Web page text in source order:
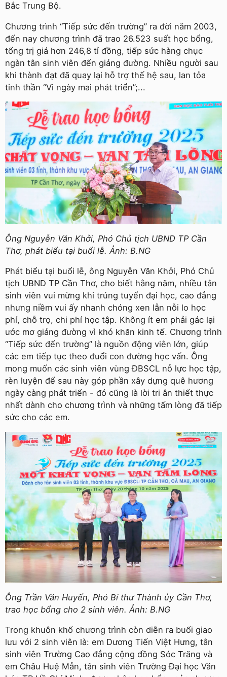
Bắc Trung Bộ.
Chương trình “Tiếp sức đến trường” ra đời năm 2003,
đến nay chương trình đã trao 26.523 suất học bổng,
tổng trị giá hơn 246,8 tỉ đồng, tiếp sức hàng chục
ngàn tân sinh viên đến giảng đường. Nhiều người sau
khi thành đạt đã quay lại hỗ trợ thế hệ sau, lan tỏa
tinh thần “Vì ngày mai phát triển”;...
Ông Nguyễn Văn Khởi, Phó Chủ tịch UBND TP Cần
Thơ, phát biểu tại buổi lễ. Ảnh: B.NG
Phát biểu tại buổi lễ, ông Nguyễn Văn Khởi, Phó Chủ
tịch UBND TP Cần Thơ, cho biết hằng năm, nhiều tân
sinh viên vui mừng khi trúng tuyển đại học, cao đẳng
nhưng niềm vui ấy nhanh chóng xen lẫn nỗi lo học
phí, chỗ trọ, chi phí học tập. Không ít em phải gác lại
ước mơ giảng đường vì khó khăn kinh tế. Chương trình
“Tiếp sức đến trường” là nguồn động viên lớn, giúp
các em tiếp tục theo đuổi con đường học vấn. Ông
mong muốn các sinh viên vùng ĐBSCL nỗ lực học tập,
rèn luyện để sau này góp phần xây dựng quê hương
ngày càng phát triển - đó cũng là lời tri ân thiết thực
nhất dành cho chương trình và những tấm lòng đã tiếp
sức cho các em.
Ông Trần Văn Huyến, Phó Bí thư Thành ủy Cần Thơ,
trao học bổng cho 2 sinh viên. Ảnh: B.NG
Trong khuôn khổ chương trình còn diễn ra buổi giao
lưu với 2 sinh viên là: em Dương Tiến Việt Hưng, tân
sinh viên Trường Cao đẳng cộng đồng Sóc Trăng và
em Châu Huệ Mẫn, tân sinh viên Trường Đại học Văn